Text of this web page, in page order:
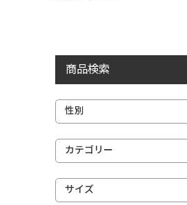
商品検索